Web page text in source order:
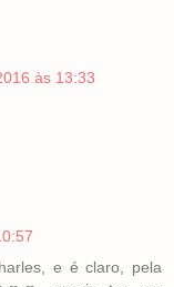
às 13:33
e é claro, pela